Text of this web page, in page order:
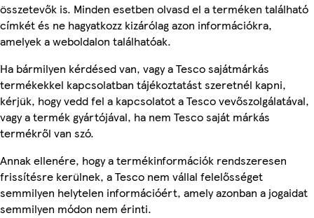
összetevők is. Minden esetben olvasd el a terméken található
címkét és ne hagyatkozz kizárólag azon információkra,
amelyek a weboldalon találhatóak.
Ha bármilyen kérdésed van, vagy a Tesco sajátmárkás
termékekkel kapcsolatban tájékoztatást szeretnél kapni,
kérjük, hogy vedd fel a kapcsolatot a Tesco vevőszolgálatával,
vagy a termék gyártójával, ha nem Tesco saját márkás
termékről van szó.
Annak ellenére, hogy a termékinformációk rendszeresen
frissítésre kerülnek, a Tesco nem vállal felelősséget
semmilyen helytelen információért, amely azonban a jogaidat
semmilyen módon nem érinti.